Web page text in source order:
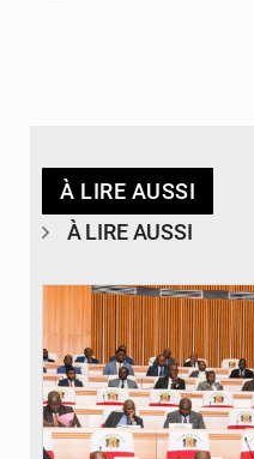
À LIRE AUSSI
À LIRE AUSSI